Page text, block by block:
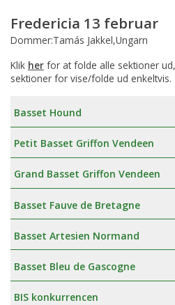
Fredericia 13 februar
Dommer:Tamás Jakkel,Ungarn
Klik her for at folde alle sektioner
sektioner for vise/folde ud enkeltvis.
Basset Hound
Petit Basset Griffon Vendeen
Grand Basset Griffon Vendeen
Basset Fauve de Bretagne
Basset Artesien Normand
Basset Bleu de Gascogne
BIS konkurrencen